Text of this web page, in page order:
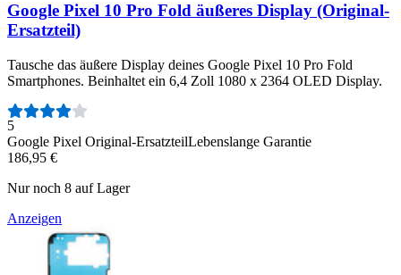
Google Pixel 10 Pro Fold äußeres Display (Original-
Ersatzteil)
Tausche das äußere Display deines Google Pixel 10 Pro Fold
Smartphones. Beinhaltet ein 6,4 Zoll 1080 x 2364 OLED Display.
Anzahl der Bewertungen:
5
Google Pixel Original-ErsatzteilLebenslange Garantie
186,95 €
Nur noch 8 auf Lager
Anzeigen